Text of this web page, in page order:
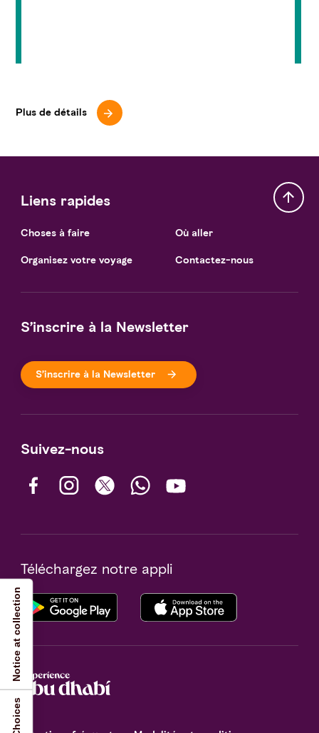
Plus de détails
Liens rapides
Choses à faire
Organisez votre voyage
Où aller
Contactez-nous
S’inscrire à la Newsletter
S’inscrire à la Newsletter
Suivez-nous
Téléchargez notre appli
Notice at collection